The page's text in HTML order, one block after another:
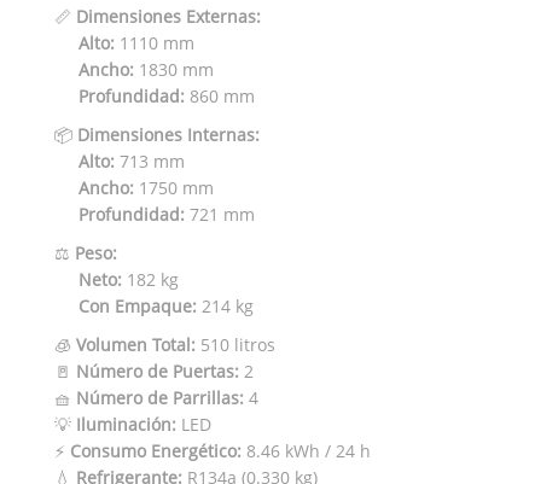
📏 Dimensiones Externas:
Alto: 1110 mm
Ancho: 1830 mm
Profundidad: 860 mm
📦 Dimensiones Internas:
Alto: 713 mm
Ancho: 1750 mm
Profundidad: 721 mm
⚖️ Peso:
Neto: 182 kg
Con Empaque: 214 kg
🧊 Volumen Total: 510 litros
🚪 Número de Puertas: 2
🧺 Número de Parrillas: 4
💡 Iluminación: LED
⚡ Consumo Energético: 8.46 kWh / 24 h
💧 Refrigerante: R134a (0.330 kg)